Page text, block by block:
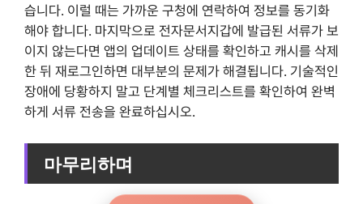
습니다. 이럴 때는 가까운 구청에 연락하여 정보를 동기화
해야 합니다. 마지막으로 전자문서지갑에 발급된 서류가 보
이지 않는다면 앱의 업데이트 상태를 확인하고 캐시를 삭제
한 뒤 재로그인하면 대부분의 문제가 해결됩니다. 기술적인
장애에 당황하지 말고 단계별 체크리스트를 확인하여 완벽
하게 서류 전송을 완료하십시오.
마무리하며